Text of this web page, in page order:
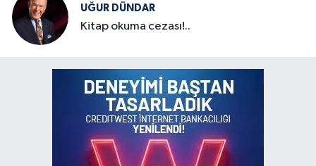
UĞUR DÜNDAR
Kitap okuma cezası!..